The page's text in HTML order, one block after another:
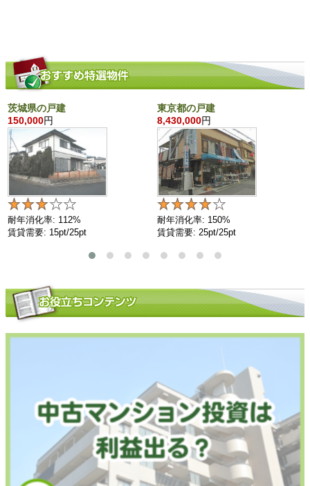
茨城県の戸建
150,000円
耐年消化率: 112%
賃貸需要: 15pt/25pt
東京都の戸建
8,430,000円
耐年消化率: 150%
賃貸需要: 25pt/25pt